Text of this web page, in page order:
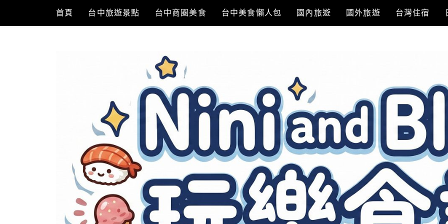
content
首頁 台中旅遊景點 台中商圈美食 台中美食懶人包 國內旅遊 國外旅遊 台灣住宿